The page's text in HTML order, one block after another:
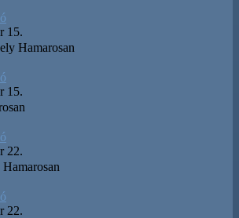
15.
Hamarosan
15.
22.
Hamarosan
22.